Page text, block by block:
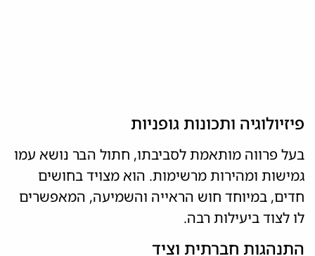
פיזיולוגיה ותכונות גופניות
בעל פרווה מותאמת לסביבתו, חתול הבר נושא עמו
גמישות ומהירות מרשימות. הוא מצויד בחושים
חדים, במיוחד חוש הראייה והשמיעה, המאפשרים
לו לצוד ביעילות רבה.
התנהגות חברתית וציד